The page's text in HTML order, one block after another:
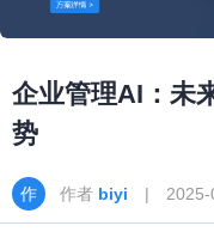
企业管理AI：未
势
作者 biyi | 2025-